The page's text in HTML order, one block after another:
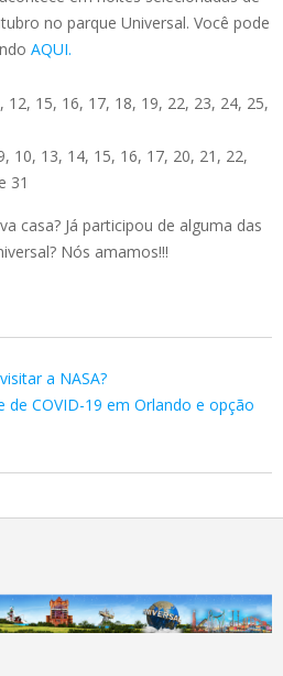
no parque Universal. Você pode
AQUI.
12, 15, 16, 17, 18, 19, 22, 23, 24, 25,
10, 13, 14, 15, 16, 17, 20, 21, 22,
31
casa? Já participou de alguma das
Nós amamos!!!
a NASA?
de COVID-19 em Orlando e opção